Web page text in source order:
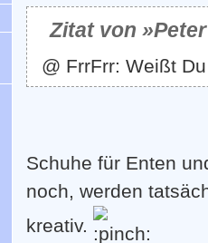
Zitat von
@ FrrFrr: Weißt
Schuhe für Enten
noch, werden
kreativ.